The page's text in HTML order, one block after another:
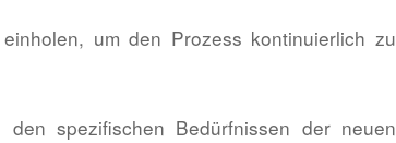
um den Prozess kontinuierlich zu
spezifischen Bedürfnissen der neuen